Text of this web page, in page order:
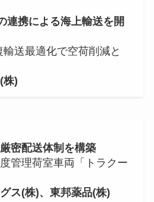
連携による海上輸送を開
送最適化で空荷削減と
株)
密配送体制を構築
管理荷室車両「トラクー
ス(株)、東邦薬品(株)